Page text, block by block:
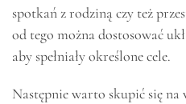
spotkań z rodziną czy też
od tego można dostosować
aby spełniały określone cele.
Następnie warto skupić się